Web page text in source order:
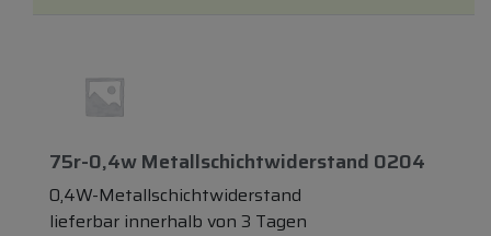
75r-0,4w Metallschichtwiderstand 0204
0,4W-Metallschichtwiderstand
lieferbar innerhalb von 3 Tagen